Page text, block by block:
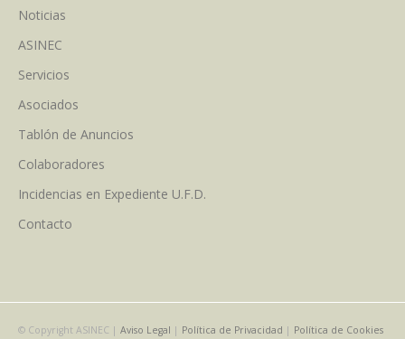
Noticias
ASINEC
Servicios
Asociados
Tablón de Anuncios
Colaboradores
Incidencias en Expediente U.F.D.
Contacto
© Copyright ASINEC | Aviso Legal | Política de Privacidad | Política de Cookies